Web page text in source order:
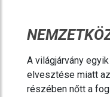
A világjárvány
elvesztése miatt
részében nőtt a